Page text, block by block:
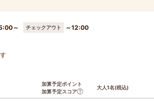
～ チェックアウト
～12:00
加算予定ポイント
加算予定スコア
大人1名(税込)